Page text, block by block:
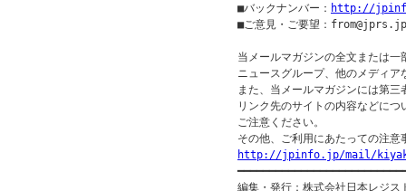
■バックナンバー： http://
■ご意見・ご要望：from@jprs.jp
当メールマガジンの全文または
ニュースグループ、他のメディ
また、当メールマガジンには第
リンク先のサイトの内容などに
ご注意ください。
http://jpinfo.jp/mail/